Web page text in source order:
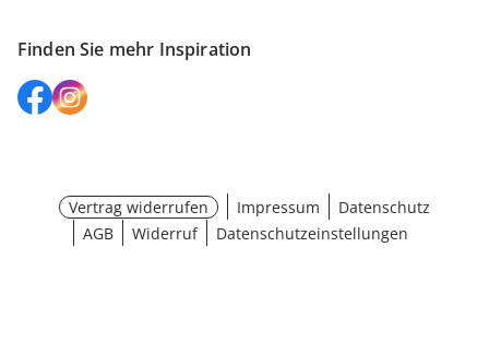
Finden Sie mehr Inspiration
Vertrag widerrufen Impressum
Datenschutz
AGB
Widerruf Datenschutzeinstellungen